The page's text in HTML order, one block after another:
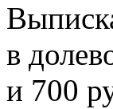
в
и 700